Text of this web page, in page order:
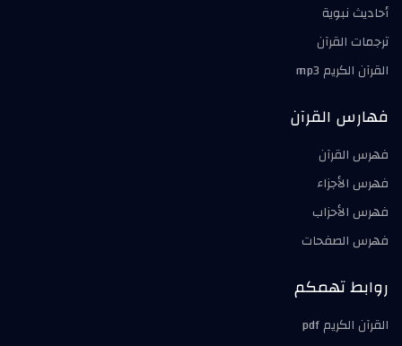
أحاديث نبوية
ترجمات القرآن
القرآن الكريم mp3
فهارس القرآن
فهرس القرآن
فهرس الأجزاء
فهرس الأحزاب
فهرس الصفحات
روابط تهمكم
القرآن الكريم pdf